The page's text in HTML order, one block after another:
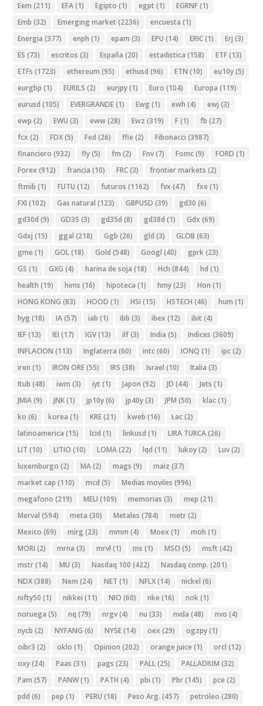
Eem (211) EFA(1) Egipto (1) egpt (1) EGRNF(1)
Emb (32) Emerging market (2236) encuesta (1)
Energia (377) enph (1) epam (3) EPU (14) ERIC(1) Erj (3)
ES (73) escritos (3) España (20) estadistica (158) ETF(13)
ETFs (1723) ethereum (95) ethusd (96) ETN (10) eu10y(5)
eurgbp (1) EURILS (2) eurjpy(1) Euro (104) Europa (119)
eurusd (105) EVERGRANDE(1) Ewg (1) ewh (4) ewj (3)
ewp (2) EWU (3) eww(28) Ewz (319) F(1) fb (27)
fcx (2) FDX(5) Fed (26) ffie (2) Fibonacci (3987)
financiero (932) fly(5) fm (2) Fnv(7) Fomc(9) FORD (1)
Forex (912) francia (10) FRC(3) frontier markets (2)
ftmib (1) FUTU (12) futuros (1162) fvx (47) fxe (1)
FXI (102) Gas natural (123) GBPUSD (39) gd30 (6)
gd30d (9) GD35 (3) gd35d (8) gd38d (1) Gdx (69)
Gdxj (15) ggal (218) Ggb (26) gld (3) GLOB (63)
gme (1) GOL(18) Gold (548) Googl (40) gprk(23)
GS (1) GXG (4) harina de soja (18) Hch (844) hd (1)
health (19) hims (16) hipoteca (1) hmy(23) Hon (1)
HONG KONG (83) HOOD (1) HSI (15) HSTECH (46) hum (1)
hyg (18) IA(57) iab (1) ibb (3) ibex (12) ibit (4)
IEF(13) IEI (17) IGV(13) ilf(3) India (5) Indices (3609)
INFLACION (113) Inglaterra (60) intc(60) IONQ (1) ipc(2)
iren (1) IRON ORE(55) IRS (38) Israel (10) Italia (3)
Itub (48) iwm (3) iyt (1) Japon (92) JD (44) Jets (1)
JMIA(9) JNK(1) jp10y(6) jp40y(3) JPM (50) klac(1)
ko (6) korea (1) KRE(21) kweb (16) Lac(2)
latinoamerica (15) lcid (1) linkusd (1) LIRA TURCA(26)
LIT (10) LITIO (10) LOMA(22) lqd (11) lukoy(2) Luv(2)
luxemburgo (2) MA(2) mags (9) maiz (37)
market cap (110) mcd (5) Medias moviles (996)
megafono (219) MELI (109) memorias (3) mep (21)
Merval (594) meta (30) Metales (784) metr(2)
Mexico (69) mirg (23) mmm (4) Moex (1) moh (1)
MORI (2) mrna (3) mrvl (1) ms (1) MSCI (5) msft (42)
mstr(14) MU (3) Nasdaq 100 (422) Nasdaq comp. (201)
NDX(388) Nem (24) NET (1) NFLX(14) nickel (6)
nifty50 (1) nikkei (11) NIO (60) nke (16) nok(1)
noruega (5) nq (79) nrgv(4) nu (33) nvda (48) nvo (4)
nycb (2) NYFANG (6) NYSE(14) oex (29) ogzpy(1)
oibr3 (2) oklo (1) Opinion (202) orange juice (1) orcl (12)
oxy(24) Paas (31) pags (23) PALL(25) PALLADIUM (32)
Pam (57) PANW(1) PATH (4) pbi (1) Pbr(145) pce (2)
pdd (6) pep (1) PERU (18) Peso Arg. (457) petroleo (280)